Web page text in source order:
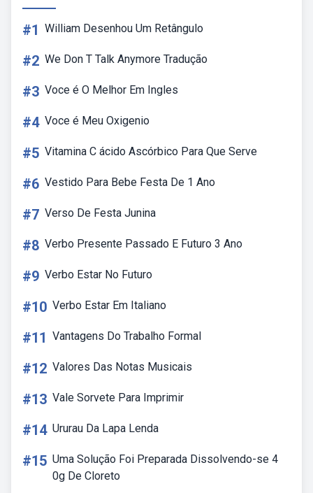
#1 William Desenhou Um Retângulo
#2 We Don T Talk Anymore Tradução
#3 Voce é O Melhor Em Ingles
#4 Voce é Meu Oxigenio
#5 Vitamina C ácido Ascórbico Para Que Serve
#6 Vestido Para Bebe Festa De 1 Ano
#7 Verso De Festa Junina
#8 Verbo Presente Passado E Futuro 3 Ano
#9 Verbo Estar No Futuro
#10 Verbo Estar Em Italiano
#11 Vantagens Do Trabalho Formal
#12 Valores Das Notas Musicais
#13 Vale Sorvete Para Imprimir
#14 Ururau Da Lapa Lenda
#15 Uma Solução Foi Preparada Dissolvendo-se 4
0g De Cloreto